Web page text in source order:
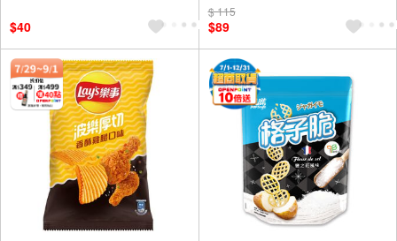
$40
$ 115
$89